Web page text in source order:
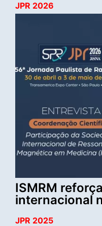
JPR 2026
ISMRM
internacional
JPR 2025